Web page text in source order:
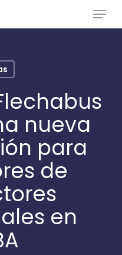
Menu
nueva
para
de
en